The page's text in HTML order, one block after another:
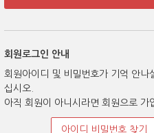
회원로그인 안내
회원아이디 및 비밀번호가 기억 안
십시오.
아직 회원이 아니시라면 회원으로 가
아이디 비밀번호 찾기